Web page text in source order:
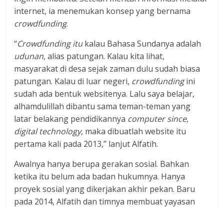
internet, ia menemukan konsep yang bernama
crowdfunding.
“Crowdfunding itukalau Bahasa Sundanya adalah
udunan, alias patungan. Kalau kita lihat,
masyarakat di desa sejak zaman dulu sudah biasa
patungan. Kalau di luar negeri, crowdfundingini
sudah ada bentuk websitenya. Lalu saya belajar,
alhamdulillah dibantu sama teman-teman yang
latar belakang pendidikannya computer since,
digital technology, maka dibuatlah website itu
pertama kali pada 2013,” lanjut Alfatih.
Awalnya hanya berupa gerakan sosial. Bahkan
ketika itu belum ada badan hukumnya. Hanya
proyek sosial yang dikerjakan akhir pekan. Baru
pada 2014, Alfatih dan timnya membuat yayasan